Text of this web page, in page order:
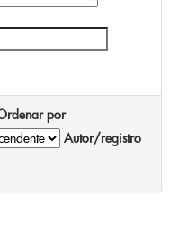
por
Autor/registro